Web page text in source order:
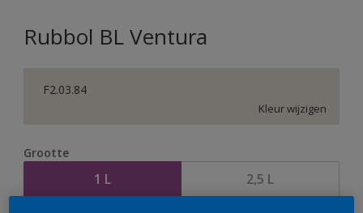
Rubbol BL Ventura
F2.03.84
Kleur wijzigen
Grootte
1 L 2,5 L